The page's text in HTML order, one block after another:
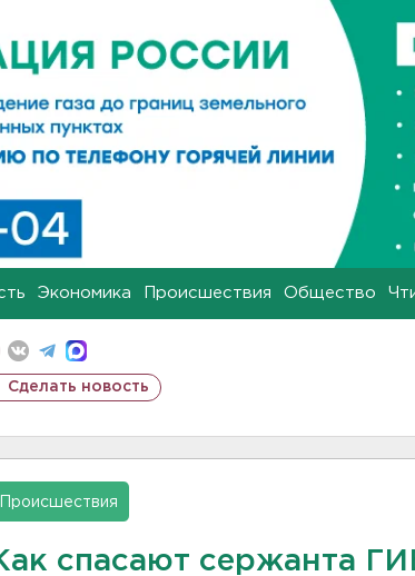
Экономика Происшествия Общество
Сделать новость
Происшествия
спасают сержанта